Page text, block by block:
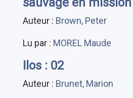
Auteur : Brown, Peter
Lu par : MOREL Maude
Ilos : 02
Auteur : Brunet, Marion